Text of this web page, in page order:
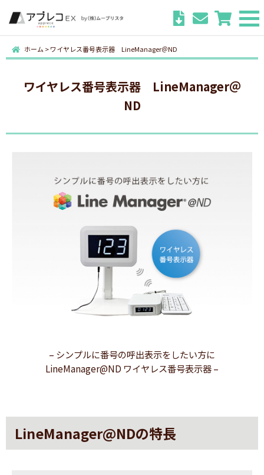
ホーム >ワイヤレス番号表示器 LineManager＠ND
ワイヤレス番号表示器 LineManager＠
ND
– シンプルに番号の呼出表示をしたい方に
LineManager@ND ワイヤレス番号表示器 –
LineManager@NDの特長